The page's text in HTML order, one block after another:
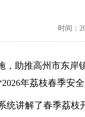
时间：
助推高州市东岸
年荔枝春季安
讲解了春季荔枝